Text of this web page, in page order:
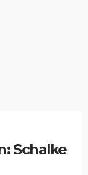
Schalke